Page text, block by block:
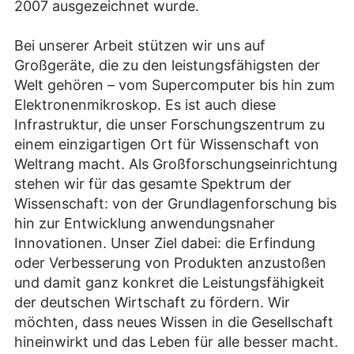
2007 ausgezeichnet wurde.
Bei unserer Arbeit stützen wir uns auf
Großgeräte, die zu den leistungsfähigsten der
Welt gehören – vom Supercomputer bis hin zum
Elektronenmikroskop. Es ist auch diese
Infrastruktur, die unser Forschungszentrum zu
einem einzigartigen Ort für Wissenschaft von
Weltrang macht. Als Großforschungseinrichtung
stehen wir für das gesamte Spektrum der
Wissenschaft: von der Grundlagenforschung bis
hin zur Entwicklung anwendungsnaher
Innovationen. Unser Ziel dabei: die Erfindung
oder Verbesserung von Produkten anzustoßen
und damit ganz konkret die Leistungsfähigkeit
der deutschen Wirtschaft zu fördern. Wir
möchten, dass neues Wissen in die Gesellschaft
hineinwirkt und das Leben für alle besser macht.